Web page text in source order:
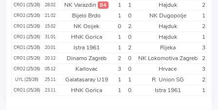
CRO1 (25/26) 28.02 NK Varazdin 84 1 1 Hajduk 2
CRO2 (25/26) 21.02 Bijelo Brdo 1 0 NK Dugopolje 1
CRO1 (25/26) 15.02 NK Osijek 0 2 Hajduk 2
CRO1 (25/26) 31.01 HNK Gorica 1 0 Hajduk 1
CRO1 (25/26) 20.01 Istra 1961 1 2 Rijeka 3
CRO1 (25/26) 20.12 Dinamo Zagreb 2 0 NK Lokomotiva Zagreb 2
CRO2 (25/26) 05.12 Karlovac 3 0 Hrvace 3
UYL (25/26) 25.11 Galatasaray U19 1 1 R. Union SG 2
CRO1 (25/26) 23.11 HNK Gorica 1 0 Istra 1961 1